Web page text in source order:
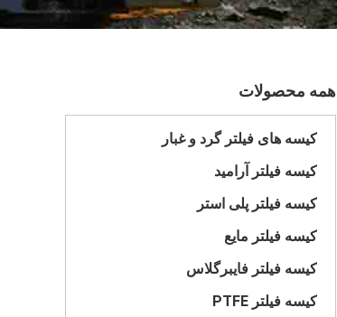
همه محصولات
کیسه های فیلتر گرد و غبار
کیسه فیلتر آرامید
کیسه فیلتر پلی استر
کیسه فیلتر مایع
کیسه فیلتر فایبرگلاس
کیسه فیلتر PTFE